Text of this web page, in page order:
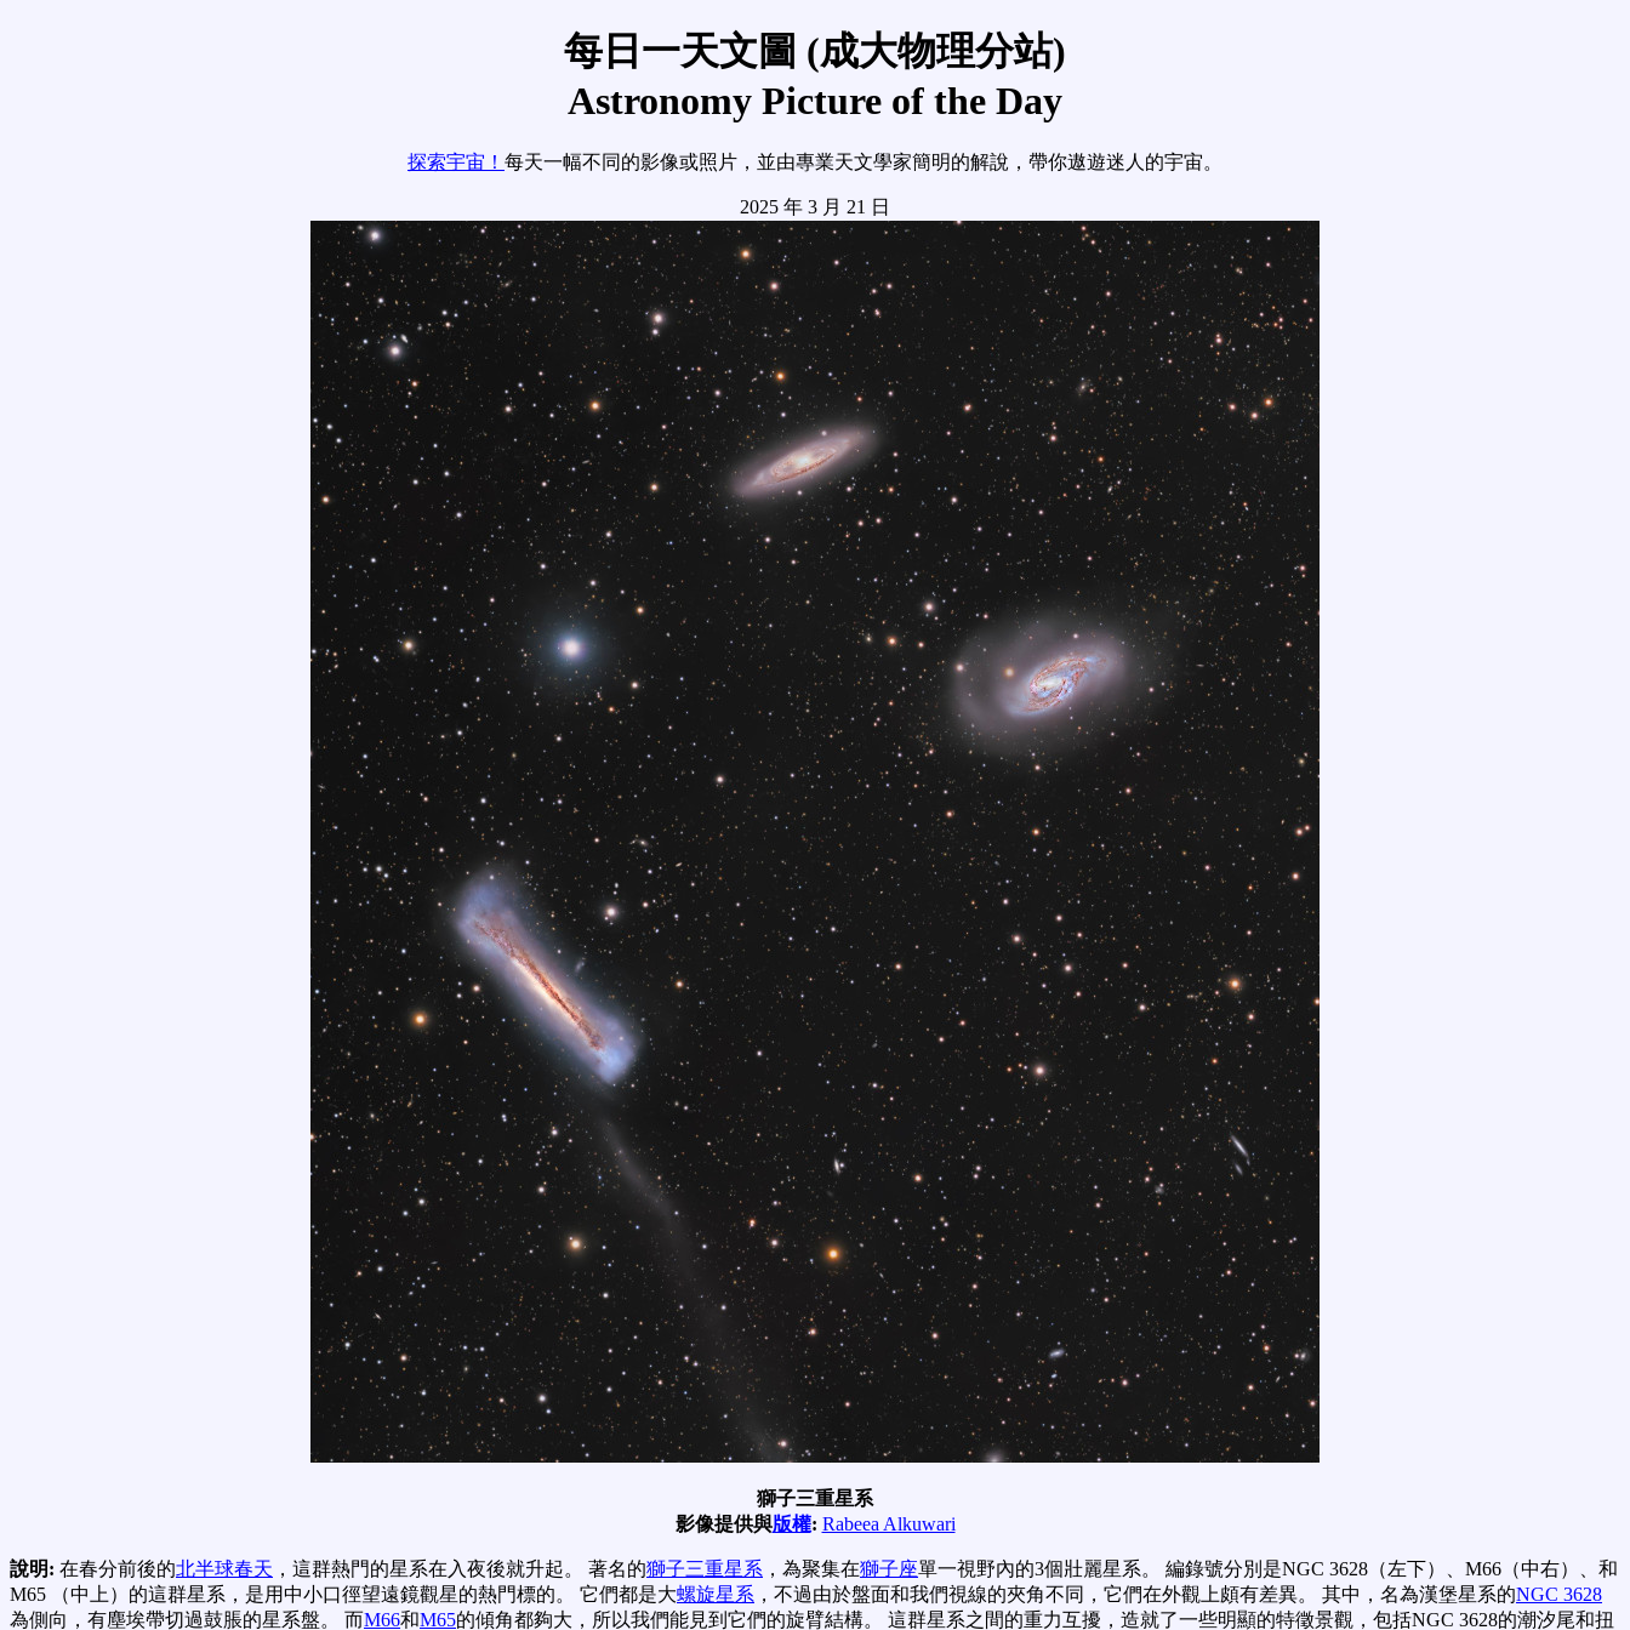
每日一天文圖 (成大物理分站)
Astronomy Picture of the Day
探索宇宙！ 每天一幅不同的影像或照片，並由專業天文學家簡明的解說，帶你遨遊迷人的宇宙。
2025 年 3 月 21 日
獅子三重星系
影像提供與版權: Rabeea Alkuwari
說明: 在春分前後的北半球春天 ，這群熱門的星系在入夜後就升起。 著名的獅子三重星系 ，為聚集在獅子座單一視野內的3個壯麗星系。 編錄號分別是NGC 3628（左下）、M66（中右）、和
M65 （中上）的這群星系，是用中小口徑望遠鏡觀星的熱門標的。 它們都是大螺旋星系 ，不過由於盤面和我們視線的夾角不同，它們在外觀上頗有差異。 其中，名為漢堡星系的NGC 3628
為側向，有塵埃帶切過鼓脹的星系盤。 而M66和M65的傾角都夠大，所以我們能見到它們的旋臂結構。 這群星系之間的重力互擾，造就了一些明顯的特徵景觀，包括NGC 3628的潮汐尾和扭